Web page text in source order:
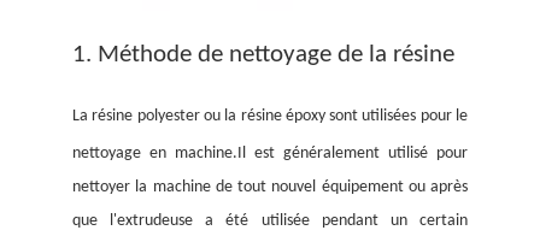
1. Méthode de nettoyage de la résine
La résine polyester ou la résine époxy sont utilisées pour le
nettoyage en machine.Il est généralement utilisé pour
nettoyer la machine de tout nouvel équipement ou après
que l'extrudeuse a été utilisée pendant un certain